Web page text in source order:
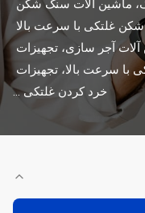
خرد کردن غلتکی ...